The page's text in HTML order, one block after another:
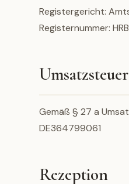
Registergericht:
Registernummer:
Gemäß § 27 a
DE364799061
Rezeption